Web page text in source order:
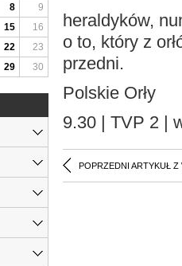
heraldyków,
o to, który z
przedni.
Polskie Orły
9.30 | TVP 2 |
POPRZEDNI ARTYKUŁ Z
8
9
15
16
22
23
29 30